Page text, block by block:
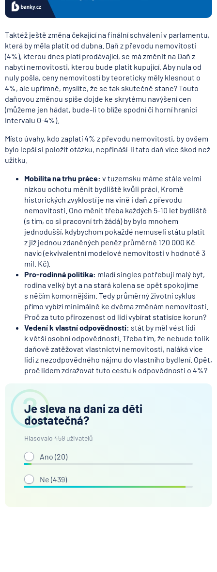
Taktéž ještě změna čekající na finální schválení v parlamentu,
která by měla platit od dubna. Daň z převodu nemovitosti
(4%), kterou dnes platí prodávající, se má změnit na Daň z
nabytí nemovitosti, kterou bude platit kupující. Aby nula od
nuly pošla, ceny nemovitostí by teoreticky měly klesnout o
4%, ale upřímně, myslíte, že se tak skutečně stane? Touto
daňovou změnou spíše dojde ke skrytému navýšení cen
(můžeme jen hádat, bude-li to blíže spodní či horní hranici
intervalu 0-4%).
Místo úvahy, kdo zaplatí 4% z převodu nemovitosti, by ovšem
bylo lepší si položit otázku, nepřináší-li tato daň více škod než
užitku.
Mobilita na trhu práce: v tuzemsku máme stále velmi
nízkou ochotu měnit bydliště kvůli práci. Kromě
historických zvyklostí je na vině i daň z převodu
nemovitosti. Ono měnit třeba každých 5-10 let bydliště
(s tím, co si pracovní trh žádá) by bylo mnohem
jednodušší, kdybychom pokaždé nemuseli státu platit
z již jednou zdaněných peněz průměrně 120 000 Kč
navíc (ekvivalentní modelové nemovitosti v hodnotě 3
mil. Kč).
Pro-rodinná politika: mladí singles potřebují malý byt,
rodina velký byt a na stará kolena se opět spokojíme
s něčím komornějším. Tedy průměrný životní cyklus
přímo vybízí minimálně ke dvěma změnám nemovitosti.
Proč za tuto přirozenost od lidí vybírat statisíce korun?
Vedení k vlastní odpovědnosti: stát by měl vést lidi
k větší osobní odpovědnosti. Třeba tím, že nebude tolik
daňově zatěžovat vlastnictví nemovitosti, naláká více
lidí z nezodpovědného nájmu do vlastního bydlení. Opět,
proč lidem zdražovat tuto cestu k odpovědnosti o 4%?
Je sleva na dani za děti
dostatečná?
Hlasovalo 459 uživatelů
Ano (20)
Ne (439)